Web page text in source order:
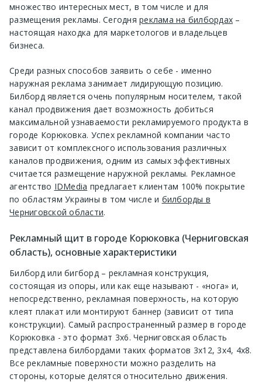
множество интересных мест, в том числе и для
размещения рекламы. Сегодня реклама на билбордах –
настоящая находка для маркетологов и владельцев
бизнеса.
Среди разных способов заявить о себе - именно
наружная реклама занимает лидирующую позицию.
Билборд является очень популярным носителем, такой
канал продвижения дает возможность добиться
максимальной узнаваемости рекламируемого продукта в
городе Корюковка. Успех рекламной компании часто
зависит от комплексного использования различных
каналов продвижения, одним из самых эффективных
считается размещение наружной рекламы. Рекламное
агентство IDMedia предлагает клиентам 100% покрытие
по областям Украины в том числе и билборды в
Черниговской области.
Рекламный щит в городе Корюковка (Черниговская
область), основные характеристики
Билборд или бигборд – рекламная конструкция,
состоящая из опоры, или как еще называют - «нога» и,
непосредственно, рекламная поверхность, на которую
клеят плакат или монтируют баннер (зависит от типа
конструкции). Самый распространенный размер в городе
Корюковка - это формат 3х6. Черниговская область
представлена билбордами таких форматов 3х12, 3х4, 4х8.
Все рекламные поверхности можно разделить на
стороны, которые делятся относительно движения.